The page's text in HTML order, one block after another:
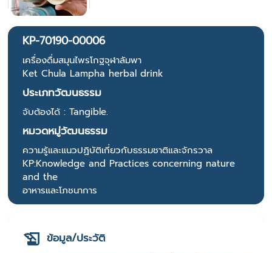
KP-70190-00006
เครื่องดื่มสมุนไพรโกฐจุฬาลัมพา
Ket Chula Lampha herbal drink
ประเภทวัฒนธรรม
จับต้องได้ : Tangible.
หมวดหมู่วัฒนธรรม
ความรู้และแนวปฏิบัติเกี่ยวกับธรรมชาติและจักรวาล
KP:Knowledge and Practices concerning nature
and the
อาหารและโภชนาการ
ข้อมูล/ประวัติ